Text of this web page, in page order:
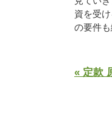
資を受
の要件
« 定款